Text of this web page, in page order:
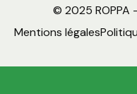
© 2025
Mentions légales